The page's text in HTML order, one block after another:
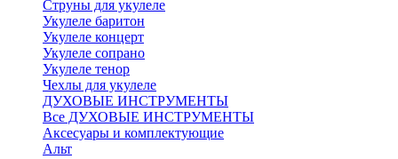
Струны для укулеле
Укулеле баритон
Укулеле концерт
Укулеле сопрано
Укулеле тенор
Чехлы для укулеле
ДУХОВЫЕ ИНСТРУМЕНТЫ
Все ДУХОВЫЕ ИНСТРУМЕНТЫ
Аксесуары и комплектующие
Альт